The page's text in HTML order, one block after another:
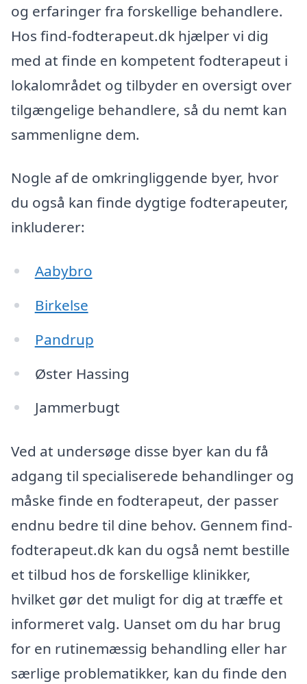
og erfaringer fra forskellige behandlere.
Hos find-fodterapeut.dk hjælper vi dig
med at finde en kompetent fodterapeut i
lokalområdet og tilbyder en oversigt over
tilgængelige behandlere, så du nemt kan
sammenligne dem.
Nogle af de omkringliggende byer, hvor
du også kan finde dygtige fodterapeuter,
inkluderer:
Aabybro
Birkelse
Pandrup
Øster Hassing
Jammerbugt
Ved at undersøge disse byer kan du få
adgang til specialiserede behandlinger og
måske finde en fodterapeut, der passer
endnu bedre til dine behov. Gennem find-
fodterapeut.dk kan du også nemt bestille
et tilbud hos de forskellige klinikker,
hvilket gør det muligt for dig at træffe et
informeret valg. Uanset om du har brug
for en rutinemæssig behandling eller har
særlige problematikker, kan du finde den